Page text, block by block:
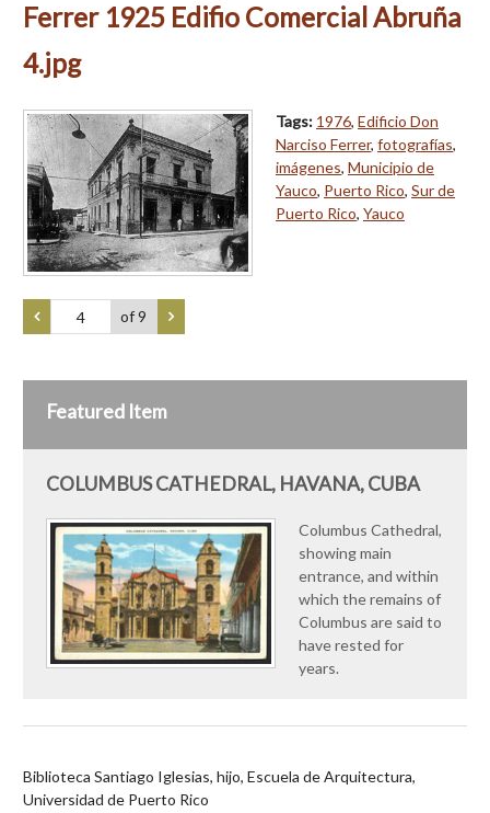
Ferrer 1925 Edifio Comercial Abruña
4.jpg
Tags: 1976, Edificio Don
Narciso Ferrer, fotografías,
imágenes, Municipio de
Yauco, Puerto Rico, Sur de
Puerto Rico, Yauco
of 9
Featured Item
COLUMBUS CATHEDRAL, HAVANA, CUBA
Columbus Cathedral,
showing main
entrance, and within
which the remains of
Columbus are said to
have rested for
years.
Biblioteca Santiago Iglesias, hijo, Escuela de Arquitectura,
Universidad de Puerto Rico